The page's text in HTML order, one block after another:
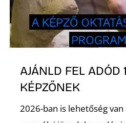
AJÁNLD FEL ADÓD
KÉPZŐNEK
2026-ban is lehetőség van